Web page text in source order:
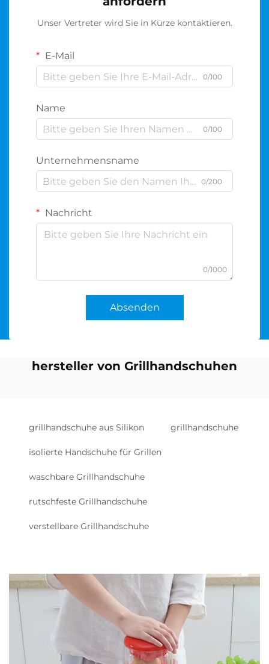
Unser Vertreter wird Sie in Kürze kontaktieren.
E-Mail
0/100
Name
0/100
Unternehmensname
0/200
Nachricht
0/1000
Absenden
hersteller von Grillhandschuhen
grillhandschuhe aus Silikon grillhandschuhe
isolierte Handschuhe für Grillen
waschbare Grillhandschuhe
rutschfeste Grillhandschuhe
verstellbare Grillhandschuhe